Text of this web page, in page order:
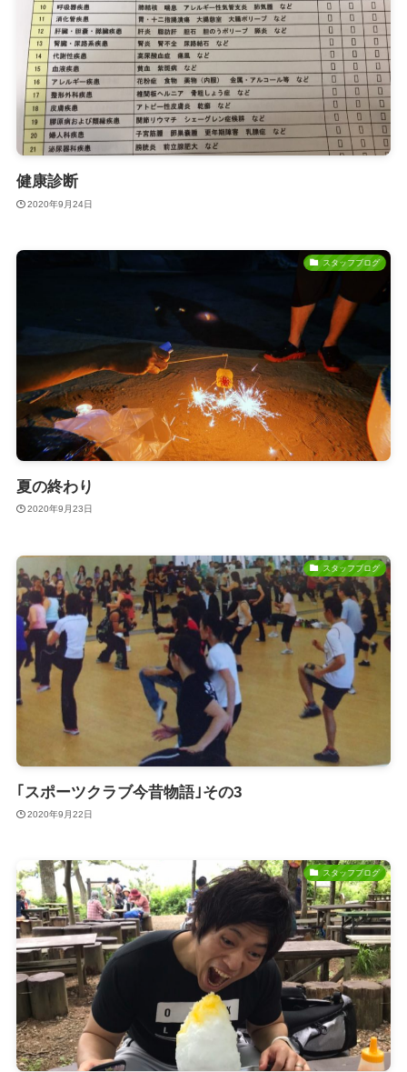
健康診断
2020年9月24日
スタッフブログ
夏の終わり
2020年9月23日
スタッフブログ
｢スポーツクラブ今昔物語｣その3
2020年9月22日
スタッフブログ